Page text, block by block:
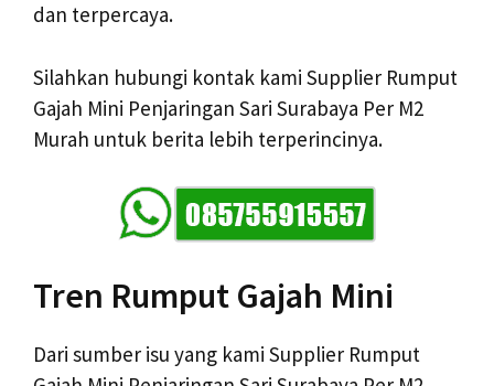
dan terpercaya.
Silahkan hubungi kontak kami Supplier Rumput
Gajah Mini Penjaringan Sari Surabaya Per M2
Murah untuk berita lebih terperincinya.
Tren Rumput Gajah Mini
Dari sumber isu yang kami Supplier Rumput